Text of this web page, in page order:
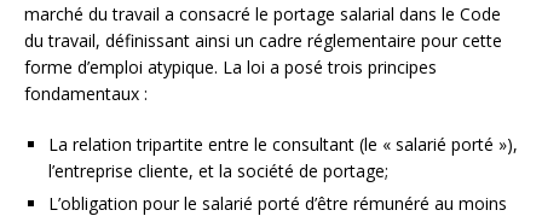
marché du travail a consacré le portage salarial dans le Code
du travail, définissant ainsi un cadre réglementaire pour cette
forme d’emploi atypique. La loi a posé trois principes
fondamentaux :
La relation tripartite entre le consultant (le « salarié porté »),
l’entreprise cliente, et la société de portage;
L’obligation pour le salarié porté d’être rémunéré au moins